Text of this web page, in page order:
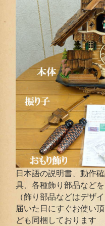
日本語の説明書、動作
具、各種飾り部品など
（飾り部品などはデザ
届いた日にすぐお使い
ども同梱しております